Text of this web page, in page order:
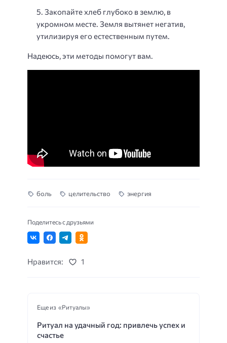
Закопайте хлеб глубоко в землю, в
укромном месте. Земля вытянет негатив,
утилизируя его естественным путем.
Надеюсь, эти методы помогут вам.
боль целительство энергия
Поделитесь с друзьями
Нравится: 1
Еще из «Ритуалы»
Ритуал на удачный год: привлечь успех и
счастье